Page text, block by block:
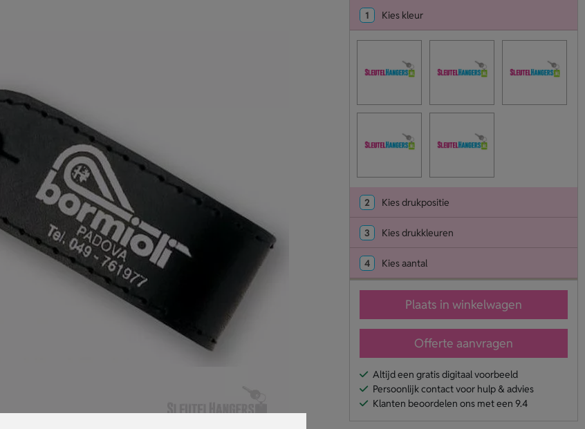
1 Kies kleur
2 Kies drukpositie
3 Kies drukkleuren
4 Kies aantal
Plaats in winkelwagen
Offerte aanvragen
Altijd een gratis digitaal voorbeeld
Persoonlijk contact voor hulp & advies
Klanten beoordelen ons met een 9.4